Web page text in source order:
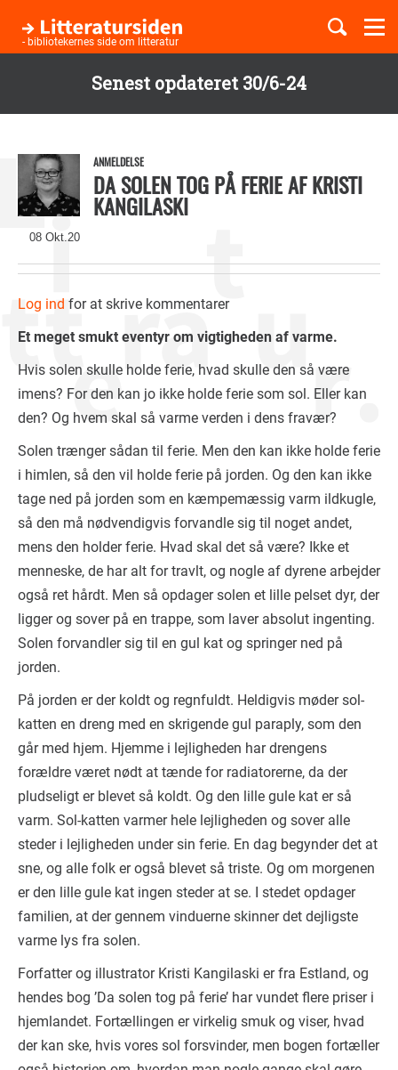
Senest opdateret 30/6-24
hovedindhold
- bibliotekernes side om litteratur
Børnebøger
08 Okt.20
ANMELDELSE
DA SOLEN TOG PÅ FERIE AF KRISTI
KANGILASKI
Log ind for at skrive kommentarer
Et meget smukt eventyr om vigtigheden af varme.
Hvis solen skulle holde ferie, hvad skulle den så være
imens? For den kan jo ikke holde ferie som sol. Eller kan
den? Og hvem skal så varme verden i dens fravær?
Solen trænger sådan til ferie. Men den kan ikke holde ferie
i himlen, så den vil holde ferie på jorden. Og den kan ikke
tage ned på jorden som en kæmpemæssig varm ildkugle,
så den må nødvendigvis forvandle sig til noget andet,
mens den holder ferie. Hvad skal det så være? Ikke et
menneske, de har alt for travlt, og nogle af dyrene arbejder
også ret hårdt. Men så opdager solen et lille pelset dyr, der
ligger og sover på en trappe, som laver absolut ingenting.
Solen forvandler sig til en gul kat og springer ned på
jorden.
På jorden er der koldt og regnfuldt. Heldigvis møder sol-
katten en dreng med en skrigende gul paraply, som den
går med hjem. Hjemme i lejligheden har drengens
forældre været nødt at tænde for radiatorerne, da der
pludseligt er blevet så koldt. Og den lille gule kat er så
varm. Sol-katten varmer hele lejligheden og sover alle
steder i lejligheden under sin ferie. En dag begynder det at
sne, og alle folk er også blevet så triste. Og om morgenen
er den lille gule kat ingen steder at se. I stedet opdager
familien, at der gennem vinduerne skinner det dejligste
varme lys fra solen.
Forfatter og illustrator Kristi Kangilaski er fra Estland, og
hendes bog ’Da solen tog på ferie’ har vundet flere priser i
hjemlandet. Fortællingen er virkelig smuk og viser, hvad
der kan ske, hvis vores sol forsvinder, men bogen fortæller